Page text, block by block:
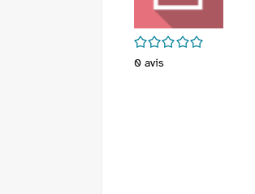
/5
0 avis